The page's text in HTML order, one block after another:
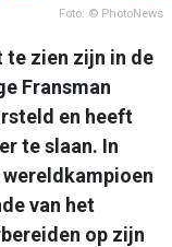
Foto: © PhotoNews
te zien zijn in de
Fransman
en heeft
te slaan. In
van het
op zijn